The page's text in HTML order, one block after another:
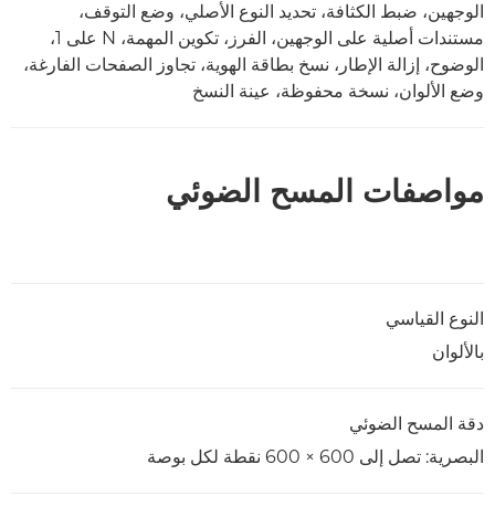
الوجهين، ضبط الكثافة، تحديد النوع الأصلي، وضع التوقف،
مستندات أصلية على الوجهين، الفرز، تكوين المهمة، N على 1،
الوضوح، إزالة الإطار، نسخ بطاقة الهوية، تجاوز الصفحات الفارغة،
وضع الألوان، نسخة محفوظة، عينة النسخ
مواصفات المسح الضوئي
النوع القياسي
بالألوان
دقة المسح الضوئي
البصرية: تصل إلى 600 × 600 نقطة لكل بوصة